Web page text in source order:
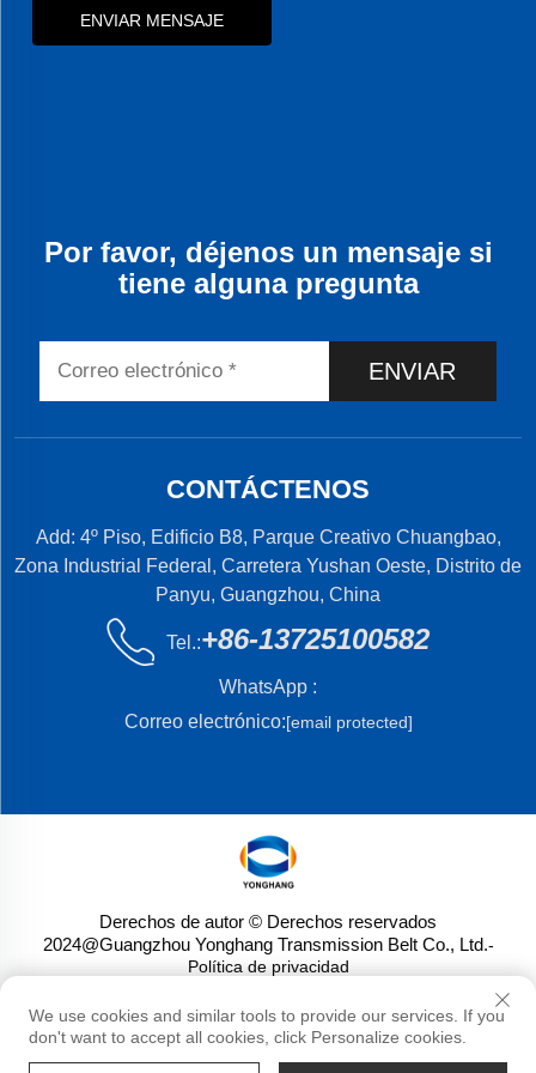
ENVIAR MENSAJE
Por favor, déjenos un mensaje si
tiene alguna pregunta
ENVIAR
CONTÁCTENOS
Add: 4º Piso, Edificio B8, Parque Creativo Chuangbao,
Zona Industrial Federal, Carretera Yushan Oeste, Distrito de
Panyu, Guangzhou, China
Tel.:+86-13725100582
WhatsApp :
Correo electrónico:[email protected]
Derechos de autor © Derechos reservados
2024@Guangzhou Yonghang Transmission Belt Co., Ltd.-
Política de privacidad
We use cookies and similar tools to provide our services. If you
don't want to accept all cookies, click Personalize cookies.